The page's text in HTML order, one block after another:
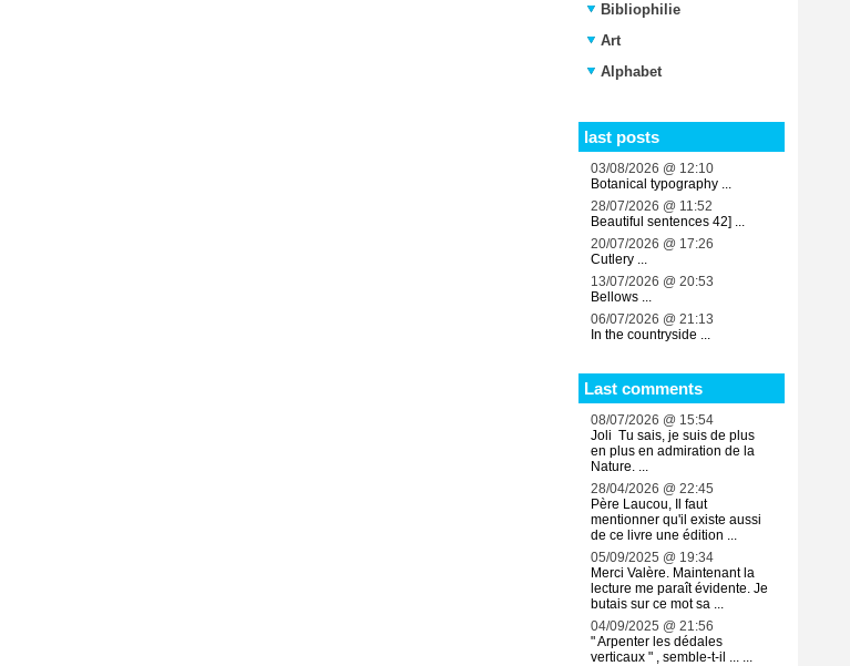
Bibliophilie
Art
Alphabet
last posts
03/08/2026 @ 12:10
Botanical typography ...
28/07/2026 @ 11:52
Beautiful sentences 42] ...
20/07/2026 @ 17:26
Cutlery ...
13/07/2026 @ 20:53
Bellows ...
06/07/2026 @ 21:13
In the countryside ...
Last comments
08/07/2026 @ 15:54
Joli Tu sais, je suis de plus
en plus en admiration de la
Nature. ...
28/04/2026 @ 22:45
Père Laucou, Il faut
mentionner qu'il existe aussi
de ce livre une édition ...
05/09/2025 @ 19:34
Merci Valère. Maintenant la
lecture me paraît évidente. Je
butais sur ce mot sa ...
04/09/2025 @ 21:56
" Arpenter les dédales
verticaux " , semble-t-il ... ...